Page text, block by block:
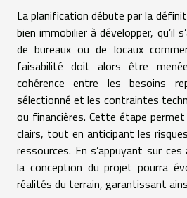
La planification débute par la
bien immobilier à développer, qu’il
de bureaux ou de locaux
faisabilité doit alors être
cohérence entre les besoins
sélectionné et les contraintes
ou financières. Cette étape
clairs, tout en anticipant les
ressources. En s’appuyant sur
la conception du projet pourra
réalités du terrain, garantissant